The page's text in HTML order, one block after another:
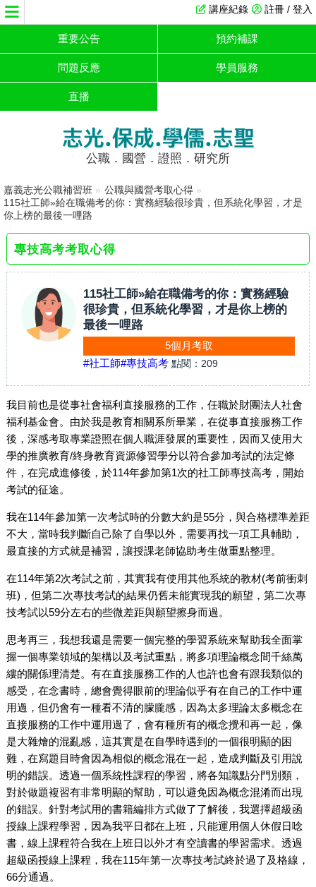
註冊 / 登入
講座紀錄
重要公告 預約補課
問題反應 學員服務
直播
志光.保成.學儒.志聖
公職．國營．證照．研究所
嘉義志光公職補習班 » 公職與國營考取心得 »
115社工師»給在職備考的你：實務經驗很珍貴，但系統化學習，才是
你上榜的最後一哩路
專技高考考取心得
115社工師»給在職備考的你：實務經驗
很珍貴，但系統化學習，才是你上榜的
最後一哩路
5個月考取
#社工師#專技高考 點閱： 209
我目前也是從事社會福利直接服務的工作，任職於財團法人社會
福利基金會。由於我是教育相關系所畢業，在從事直接服務工作
後，深感考取專業證照在個人職涯發展的重要性，因而又使用大
學的推廣教育/終身教育資源修習學分以符合參加考試的法定條
件，在完成進修後，於114年參加第1次的社工師專技高考，開始
考試的征途。
我在114年參加第一次考試時的分數大約是55分，與合格標準差距
不大，當時我判斷自己除了自學以外，需要再找一項工具輔助，
最直接的方式就是補習，讓授課老師協助考生做重點整理。
在114年第2次考試之前，其實我有使用其他系統的教材(考前衝刺
班)，但第二次專技考試的結果仍舊未能實現我的願望，第二次專
技考試以59分左右的些微差距與願望擦身而過。
思考再三，我想我還是需要一個完整的學習系統來幫助我全面掌
握一個專業領域的架構以及考試重點，將多項理論概念間千絲萬
縷的關係理清楚。有在直接服務工作的人也許也會有跟我類似的
感受，在念書時，總會覺得眼前的理論似乎有在自己的工作中運
用過，但仍會有一種看不清的朦朧感，因為太多理論太多概念在
直接服務的工作中運用過了，會有種所有的概念攪和再一起，像
是大雜燴的混亂感，這其實是在自學時遇到的一個很明顯的困
難，在寫題目時會因為相似的概念混在一起，造成判斷及引用說
明的錯誤。透過一個系統性課程的學習，將各知識點分門別類，
對於做題複習有非常明顯的幫助，可以避免因為概念混淆而出現
的錯誤。針對考試用的書籍編排方式做了了解後，我選擇超級函
授線上課程學習，因為我平日都在上班，只能運用個人休假日唸
書，線上課程符合我在上班日以外才有空讀書的學習需求。透過
超級函授線上課程，我在115年第一次專技考試終於過了及格線，
66分通過。